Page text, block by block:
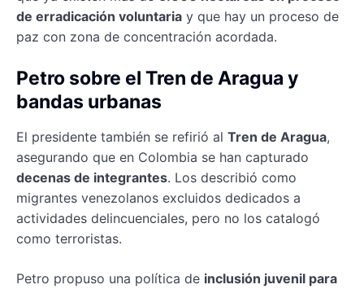
de erradicación voluntaria y que hay un proceso de
paz con zona de concentración acordada.
Petro sobre el Tren de Aragua y
bandas urbanas
El presidente también se refirió al Tren de Aragua,
asegurando que en Colombia se han capturado
decenas de integrantes. Los describió como
migrantes venezolanos excluidos dedicados a
actividades delincuenciales, pero no los catalogó
como terroristas.
Petro propuso una política de inclusión juvenil para